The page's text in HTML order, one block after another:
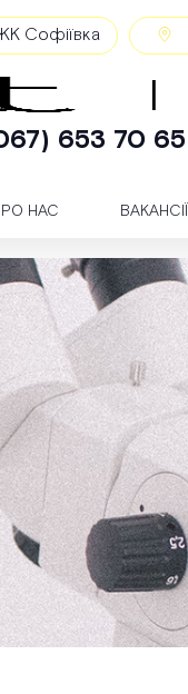
Софіївка
653 70 65
НАС ВАКАНСІЇ